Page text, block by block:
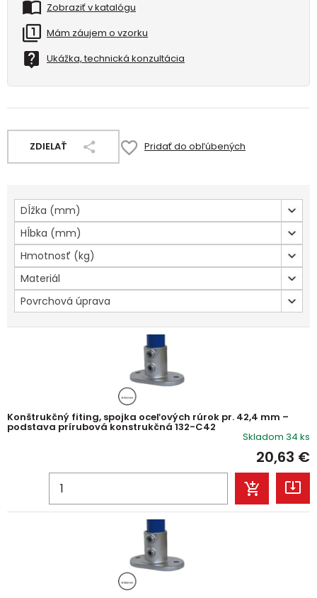
Zobraziť v katalógu
Mám záujem o vzorku
Ukážka, technická konzultácia
ZDIELAŤ Pridať do obľúbených
Dĺžka (mm)
Hĺbka (mm)
Hmotnosť (kg)
Materiál
Povrchová úprava
Konštrukčný fiting, spojka oceľových rúrok pr. 42,4 mm –
podstava prírubová konstrukčná 132-C42
Skladom 34 ks
20,63 €